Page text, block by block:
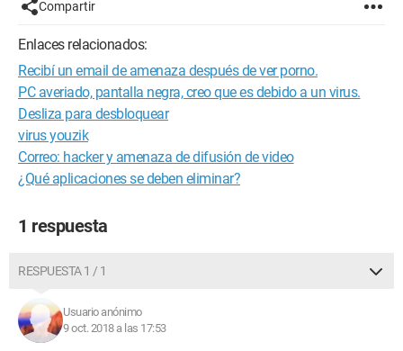
Compartir
Enlaces relacionados:
Recibí un email de amenaza después de ver porno.
PC averiado, pantalla negra, creo que es debido a un virus.
Desliza para desbloquear
virus youzik
Correo: hacker y amenaza de difusión de video
¿Qué aplicaciones se deben eliminar?
1 respuesta
RESPUESTA 1 / 1
Usuario anónimo
9 oct. 2018 a las 17:53